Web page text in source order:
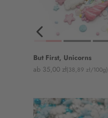
But First, Unicorns
Angebot
ab 35,00 zł(38,89 zł/100g)